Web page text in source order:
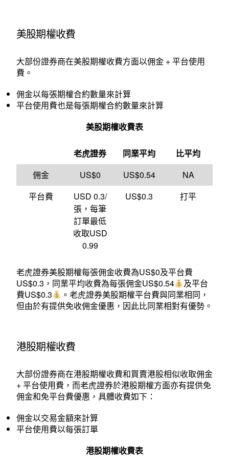
美股期權收費
大部份證券商在美股期權收費方面以佣金 + 平台使用
費。
佣金以每張期權合約數量來計算
平台使用費也是每張期權合約數量來計算
美股期權收費表
老虎證券 同業平均
比平均
佣金
US$0 US$0.54
NA
平台費
USD 0.3/
張，每筆
訂單最低
收取USD
0.99
US$0.3 打平
老虎證券美股期權每張佣金收費為US$0及平台費
US$0.3，同業平均收費為每張佣金US$0.54
及平台
費US$0.3
。老虎證券美股期權平台費與同業相同，
但由於有提供免收佣金優惠，因此比同業相對有優勢。
港股期權收費
大部份證券商在港股期權收費和買賣港股相似收取佣金
+ 平台使用費，而老虎證券於港股期權方面亦有提供免
佣金和免平台費優惠，具體收費如下：
佣金以交易金額來計算
平台使用費以每張訂單
港股期權收費表